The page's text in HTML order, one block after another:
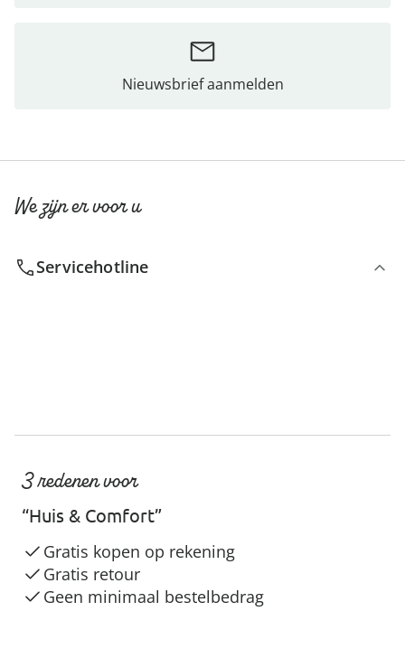
Nieuwsbrief aanmelden
We zijn er voor u
Servicehotline
3 redenen voor
“Huis & Comfort”
Gratis kopen op rekening
Gratis retour
Geen minimaal bestelbedrag